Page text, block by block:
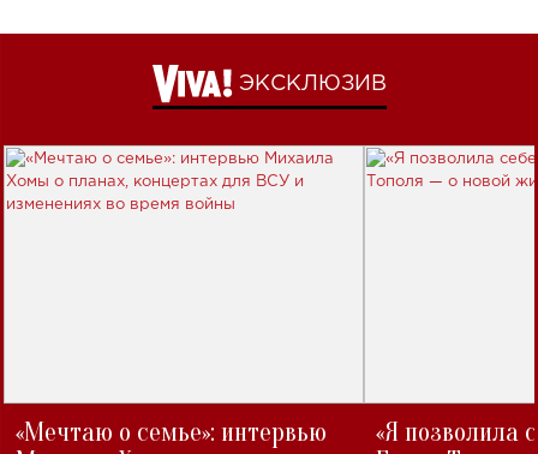
ЭКСКЛЮЗИВ
«Мечтаю о семье»: интервью
«Я позволила